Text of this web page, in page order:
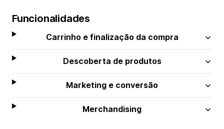
Funcionalidades
Carrinho e finalização da compra
Descoberta de produtos
Marketing e conversão
Merchandising